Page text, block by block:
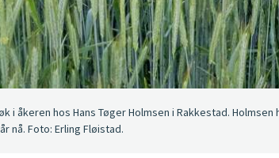
i åkeren hos Hans Tøger Holmsen i Rakkestad.
nå. Foto: Erling Fløistad.